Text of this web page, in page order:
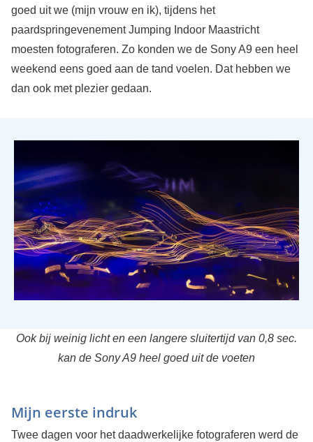
goed uit we (mijn vrouw en ik), tijdens het
paardspringevenement Jumping Indoor Maastricht
moesten fotograferen. Zo konden we de Sony A9 een heel
weekend eens goed aan de tand voelen. Dat hebben we
dan ook met plezier gedaan.
Ook bij weinig licht en een langere sluitertijd van 0,8 sec.
kan de Sony A9 heel goed uit de voeten
Mijn eerste indruk
Twee dagen voor het daadwerkelijke fotograferen werd de